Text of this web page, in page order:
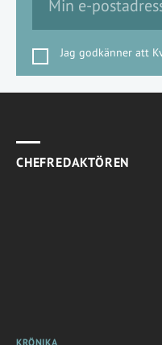
Jag godkänner att
CHEFREDAKTÖREN
KRÖNIKA